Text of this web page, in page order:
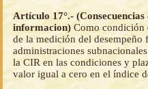
Artículo 17°.-
informacion) Como condición
de la medición del desempeño
administraciones
la CIR en las condiciones y
valor igual a cero en el índice